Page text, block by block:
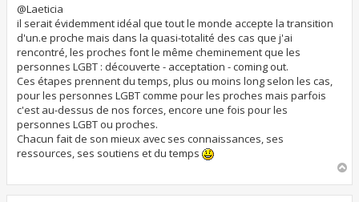
@Laeticia
il serait évidemment idéal que tout le monde accepte la transition
d'un.e proche mais dans la quasi-totalité des cas que j'ai
rencontré, les proches font le même cheminement que les
personnes LGBT : découverte - acceptation - coming out.
Ces étapes prennent du temps, plus ou moins long selon les cas,
pour les personnes LGBT comme pour les proches mais parfois
c'est au-dessus de nos forces, encore une fois pour les
personnes LGBT ou proches.
Chacun fait de son mieux avec ses connaissances, ses
ressources, ses soutiens et du temps
u